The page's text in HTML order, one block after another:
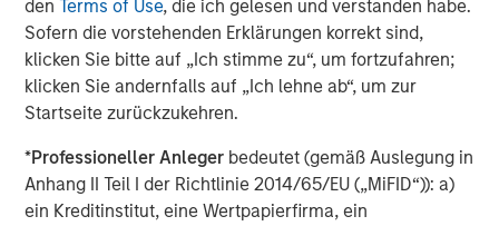
den Terms of Use, die ich gelesen und verstanden habe.
Sofern die vorstehenden Erklärungen korrekt sind,
klicken Sie bitte auf „Ich stimme zu“, um fortzufahren;
klicken Sie andernfalls auf „Ich lehne ab“, um zur
Startseite zurückzukehren.
*Professioneller Anleger bedeutet (gemäß Auslegung in
Anhang II Teil I der Richtlinie 2014/65/EU („MiFID“)): a)
ein Kreditinstitut, eine Wertpapierfirma, ein
make a mark at the global level as a leading
cardiovascular focused medical devices company from
India. Samara’s investment in late 2016 was a result of
the high potential we saw in the sector and capabilities
within SMT to emerge as the market leader. The new up-
round and fund raise validates our thesis and further
strengthens the balance sheet of the company.” adds
Abhishek Kabra, Director at Samara Capital.